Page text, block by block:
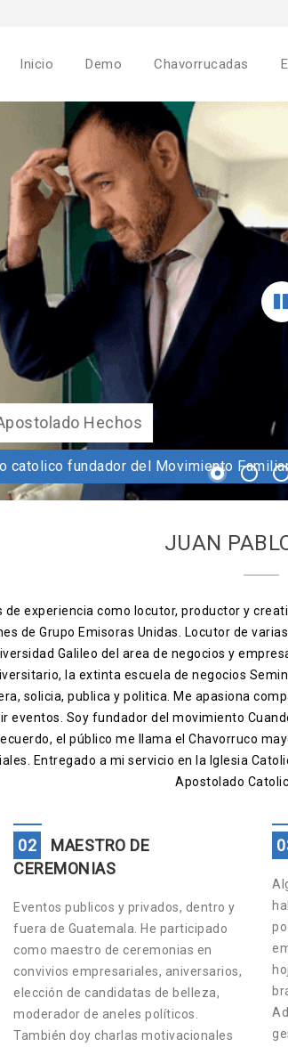
Inicio Demo Chavorrucadas
Fundador Apostolado Hechos
y teologo catolico fundador del
JUAN
de experiencia como locutor, productor y
de Grupo Emisoras Unidas. Locutor de
Galileo del area de negocios y
la extinta escuela de negocios
solicia, publica y politica. Me apasiona
eventos. Soy fundador del movimiento
el público me llama el Chavorruco
Entregado a mi servicio en la Iglesia
Apostolado
02
MAESTRO DE
CEREMONIAS
Eventos publicos y privados, dentro y
fuera de Guatemala. He participado
como maestro de ceremonias en
convivios empresariales, aniversarios,
elección de candidatas de belleza,
moderador de aneles políticos.
También doy charlas motivacionales